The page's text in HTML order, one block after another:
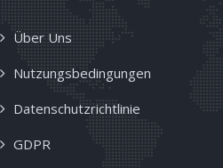
Über Uns
Nutzungsbedingungen
Datenschutzrichtlinie
GDPR